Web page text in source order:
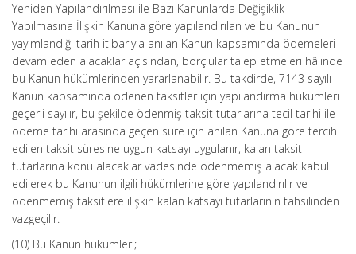
Yeniden Yapılandırılması ile Bazı Kanunlarda Değişiklik
Yapılmasına İlişkin Kanuna göre yapılandırılan ve bu Kanunun
yayımlandığı tarih itibarıyla anılan Kanun kapsamında ödemeleri
devam eden alacaklar açısından, borçlular talep etmeleri hâlinde
bu Kanun hükümlerinden yararlanabilir. Bu takdirde, 7143 sayılı
Kanun kapsamında ödenen taksitler için yapılandırma hükümleri
geçerli sayılır, bu şekilde ödenmiş taksit tutarlarına tecil tarihi ile
ödeme tarihi arasında geçen süre için anılan Kanuna göre tercih
edilen taksit süresine uygun katsayı uygulanır, kalan taksit
tutarlarına konu alacaklar vadesinde ödenmemiş alacak kabul
edilerek bu Kanunun ilgili hükümlerine göre yapılandırılır ve
ödenmemiş taksitlere ilişkin kalan katsayı tutarlarının tahsilinden
vazgeçilir.
(10) Bu Kanun hükümleri;